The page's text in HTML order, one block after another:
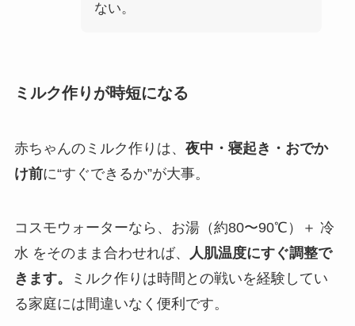
ない。
ミルク作りが時短になる
赤ちゃんのミルク作りは、 夜中・寝起き・おでか
け前に“すぐできるか”が大事。
コスモウォーターなら、お湯（約80〜90℃）＋ 冷
水 をそのまま合わせれば、
人肌温度にすぐ調整で
きます。
ミルク作りは時間との戦いを経験してい
る家庭には間違いなく便利です。